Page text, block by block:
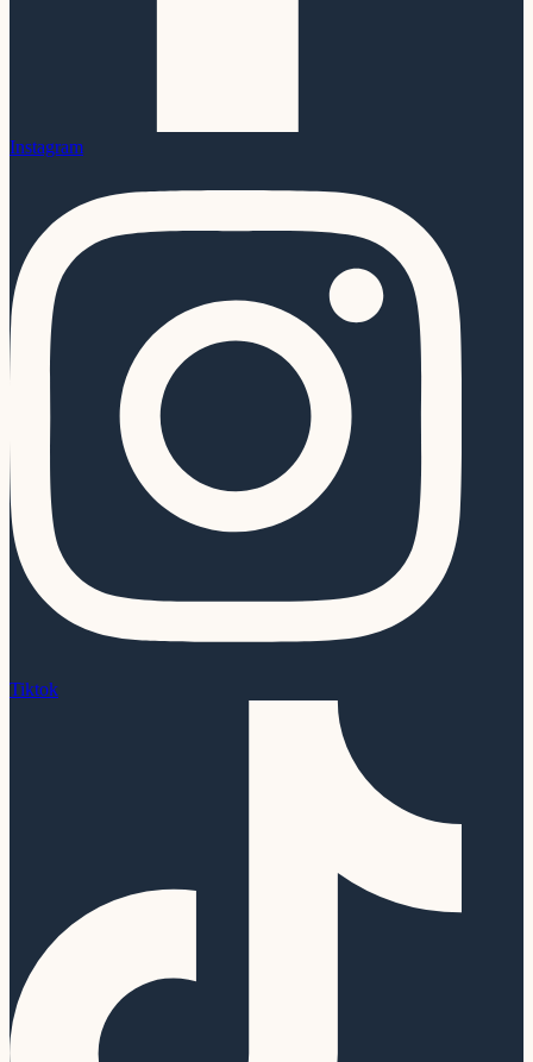
Instagram
Tiktok